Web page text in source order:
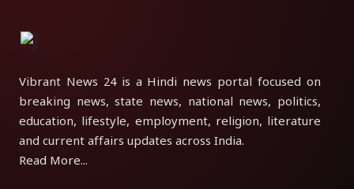
Vibrant News 24 is a Hindi news portal focused on
breaking news, state news, national news, politics,
education, lifestyle, employment, religion, literature
and current affairs updates across India.
Read More...